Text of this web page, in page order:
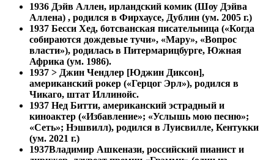
1936 Дэйв Аллен, ирландский комик (Шоу Дэйва
Аллена) , родился в Фирхаусе, Дублин (ум. 2005 г.)
1937 Бесси Хед, ботсванская писательница («Когда
собираются дождевые тучи», «Мару», «Вопрос
власти»), родилась в Питермарицбурге, Южная
Африка (ум. 1986).
1937 > Джин Чендлер [Юджин Диксон],
американский рокер («Герцог Эрл»), родился в
Чикаго, штат Иллинойс.
1937 Нед Битти, американский эстрадный и
киноактер («Избавление»; «Услышь мою песню»;
«Сеть»; Нэшвилл), родился в Луисвилле, Кентукки
(ум. 2021 г.)
1937Владимир Ашкенази, российский пианист и